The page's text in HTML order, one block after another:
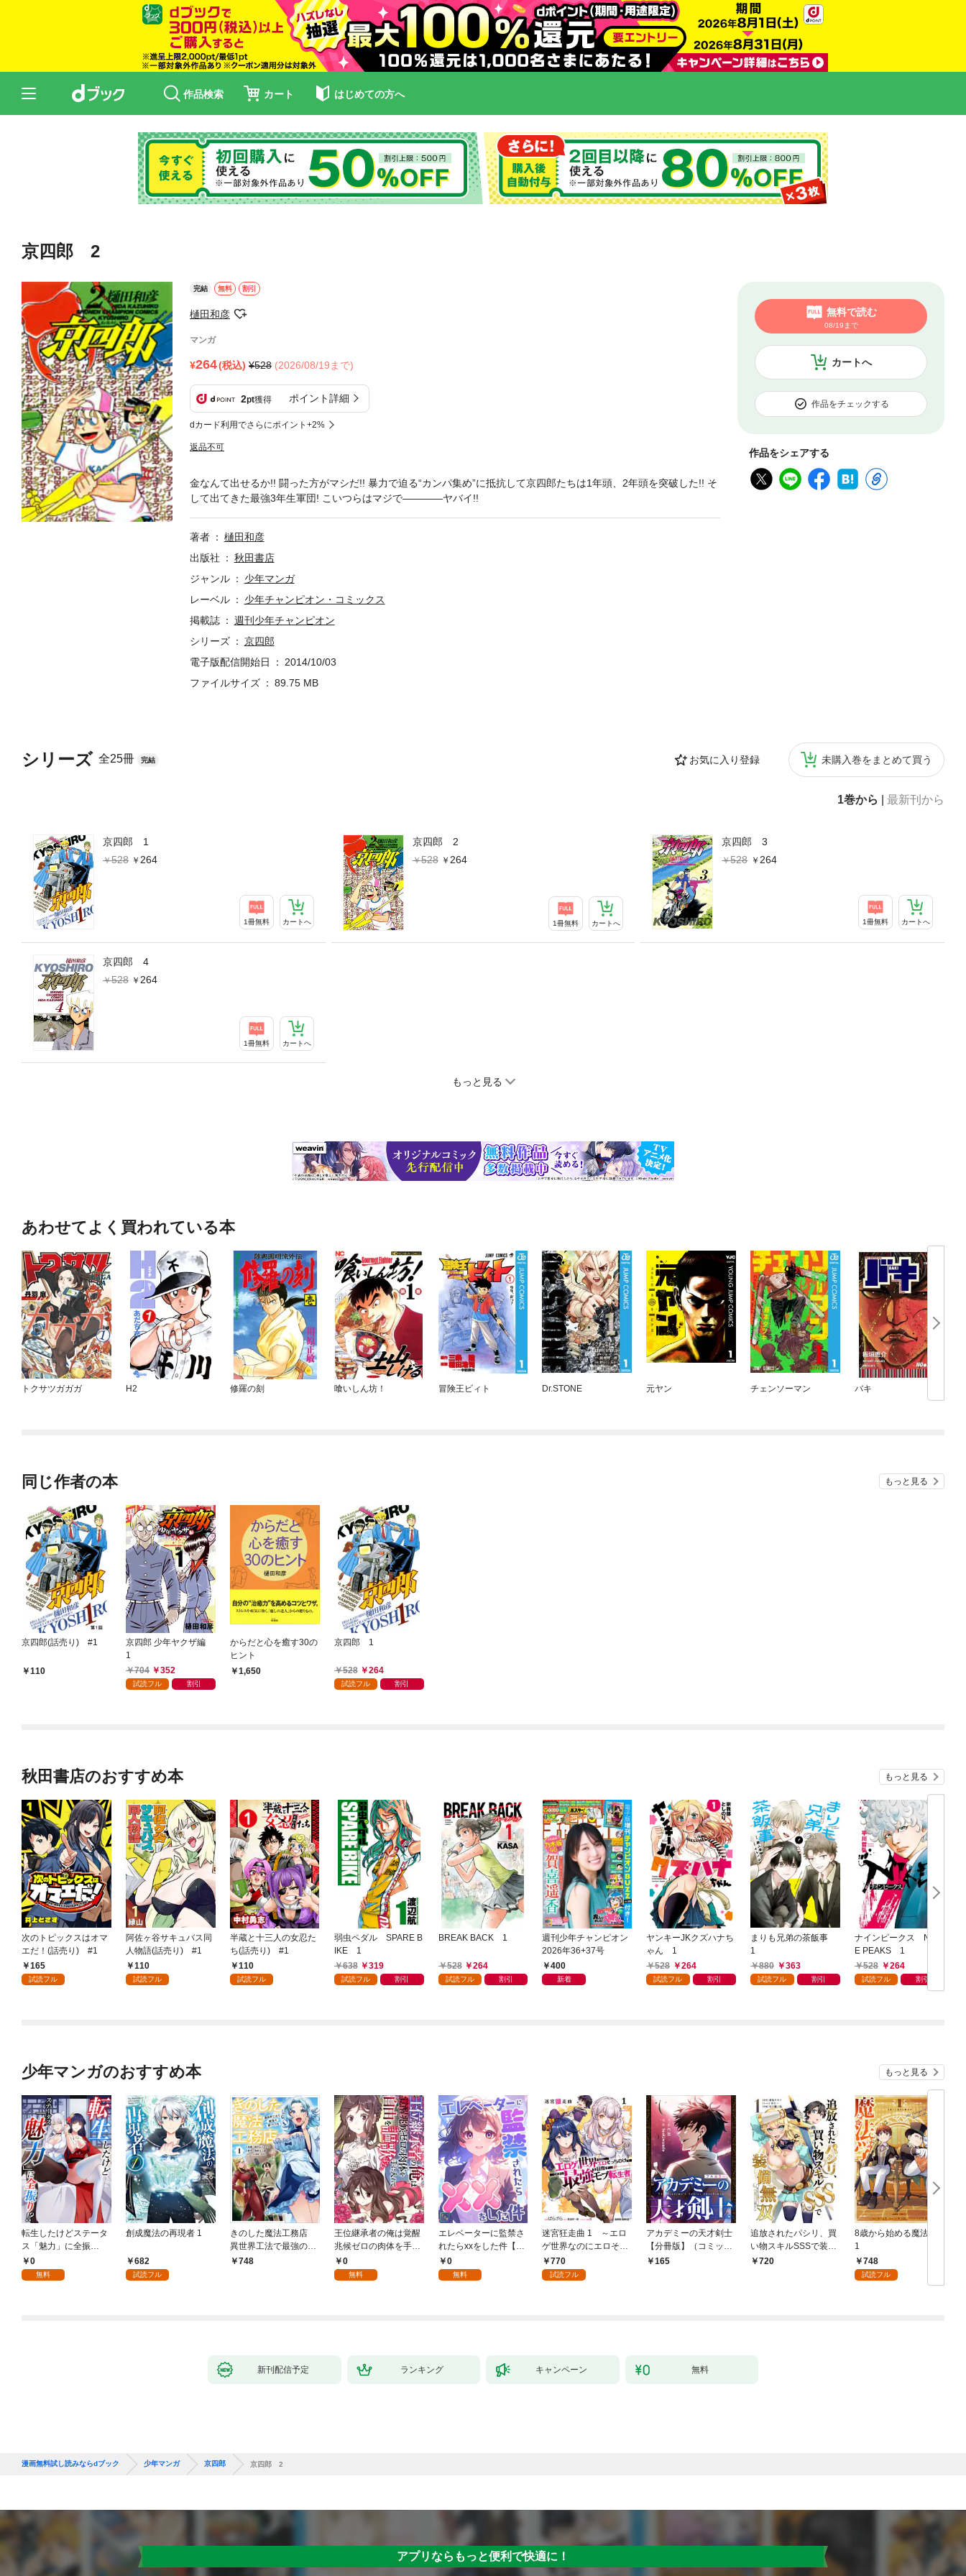
作品検索 カート はじめての方へ
京四郎 2
完結 無料 割引
樋田和彦
マンガ
264(税込) 528 (2026/08/19まで)
2pt獲得 ポイント詳細
dカード利用でさらにポイント+2%
返品不可
カートへ
無料で読む
08/19まで
作品をチェックする
作品をシェアする
シリーズ 全25冊 完結 お気に入り登録 未購入巻をまとめて買う
1巻から 最新刊から
京四郎 1
528
264
1冊無料 カートへ
京四郎 2
528
264
1冊無料 カートへ
京四郎 3
528
264
1冊無料 カートへ
京四郎 4
528
264
1冊無料 カートへ
もっと見る
金なんて出せるか!! 闘った方がマシだ!! 暴力で迫る“カンパ集め”に抵抗して京四郎たちは1年頭、2年頭を突破した!! そ
して出てきた最強3年生軍団! こいつらはマジで――――ヤバイ!!
著者
樋田和彦
出版社
秋田書店
ジャンル
少年マンガ
レーベル
少年チャンピオン・コミックス
掲載誌
週刊少年チャンピオン
シリーズ
京四郎
電子版配信開始日
2014/10/03
ファイルサイズ
89.75 MB
あわせてよく買われている本
トクサツガガガ H2 修羅の刻 喰いしん坊！ 冒険王ビィト Dr.STONE 元ヤン チェンソーマン バキ
同じ作者の本 もっと見る
京四郎(話売り) #1
110
京四郎 少年ヤクザ編
1
704
352
試読フル 割引
からだと心を癒す30の
ヒント
1,650
京四郎 1
528 264
試読フル 割引
秋田書店のおすすめ本 もっと見る
次のトピックスはオマ
エだ！(話売り) #1
165
試読フル
阿佐ヶ谷サキュバス同
人物語(話売り) #1
110
試読フル
半蔵と十三人の女忍た
ち(話売り) #1
110
試読フル
弱虫ペダル SPARE B
IKE 1
638
319
試読フル 割引
BREAK BACK 1
528 264
試読フル 割引
週刊少年チャンピオン
2026年36+37号
400
新着
ヤンキーJKクズハナち
ゃん 1
528
264
試読フル 割引
まりも兄弟の茶飯事
1
880
363
試読フル 割引
ナインピークス NIN
E PEAKS 1
528
264
試読フル 割引
少年マンガのおすすめ本 もっと見る
転生したけどステータ
ス「魅力」に全振
り！？(1)
0
無料
創成魔法の再現者 1
682
試読フル
きのした魔法工務店
異世界工法で最強の家
づくりを（コミック）
748
王位継承者の俺は覚醒
兆候ゼロの肉体を手に
入れて自由を謳歌す
る。1
0
無料
エレベーターに監禁さ
れたらxxをした件【全
年齢版】(1)
0
無料
迷宮狂走曲 1 ～エロ
ゲ世界なのにエロそっ
ちのけでひたすら最強
を目指すモブ転生者～
770
試読フル
アカデミーの天才剣士
【分冊版】（コミッ
ク） １話【フルカラ
165
追放されたパシリ、買
い物スキルSSSで装備
無双 ～買ったモノを
720
8歳から始める魔法学
1
748
試読フル
新刊配信予定 ランキング キャンペーン 無料
漫画無料試し読みならdブック 少年マンガ 京四郎 京四郎 2
アプリならもっと便利で快適に！